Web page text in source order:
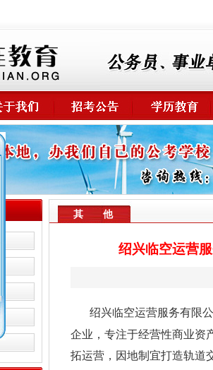
其 他
绍兴临空运营
绍兴临空运营服务有限
企业，专注于经营性商业资
拓运营，因地制宜打造轨道